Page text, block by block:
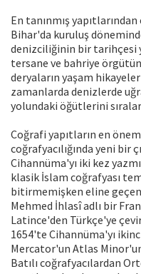
En tanınmış
Bihar'da kuruluş
denizciliğinin bir tarihçesi
tersane ve bahriye
deryaların yaşam
zamanlarda denizlerde
yolundaki öğütlerini
Coğrafi yapıtların en
coğrafyacılığında yeni bir
Cihannüma'yı iki kez
klasik İslam coğrafyası
bitirmemişken eline
Mehmed İhlasî adlı bir
Latince'den Türkçe'ye
1654'te Cihannüma'yı
Mercator'un Atlas
Batılı coğrafyacılardan